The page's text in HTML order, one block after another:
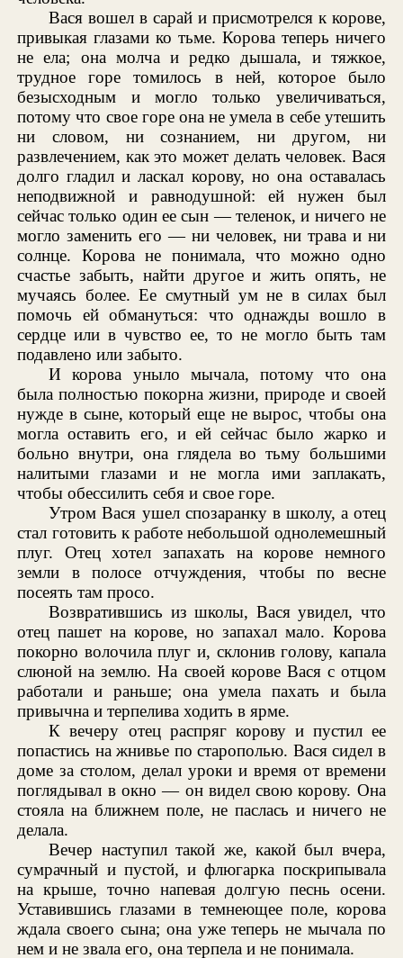
Вася вошел в сарай и присмотрелся к корове,
привыкая глазами ко тьме. Корова теперь ничего
не ела; она молча и редко дышала, и тяжкое,
трудное горе томилось в ней, которое было
безысходным и могло только увеличиваться,
потому что свое горе она не умела в себе утешить
ни словом, ни сознанием, ни другом, ни
развлечением, как это может делать человек. Вася
долго гладил и ласкал корову, но она оставалась
неподвижной и равнодушной: ей нужен был
сейчас только один ее сын — теленок, и ничего не
могло заменить его — ни человек, ни трава и ни
солнце. Корова не понимала, что можно одно
счастье забыть, найти другое и жить опять, не
мучаясь более. Ее смутный ум не в силах был
помочь ей обмануться: что однажды вошло в
сердце или в чувство ее, то не могло быть там
подавлено или забыто.
И корова уныло мычала, потому что она
была полностью покорна жизни, природе и своей
нужде в сыне, который еще не вырос, чтобы она
могла оставить его, и ей сейчас было жарко и
больно внутри, она глядела во тьму большими
налитыми глазами и не могла ими заплакать,
чтобы обессилить себя и свое горе.
Утром Вася ушел спозаранку в школу, а отец
стал готовить к работе небольшой однолемешный
плуг. Отец хотел запахать на корове немного
земли в полосе отчуждения, чтобы по весне
посеять там просо.
Возвратившись из школы, Вася увидел, что
отец пашет на корове, но запахал мало. Корова
покорно волочила плуг и, склонив голову, капала
слюной на землю. На своей корове Вася с отцом
работали и раньше; она умела пахать и была
привычна и терпелива ходить в ярме.
К вечеру отец распряг корову и пустил ее
попастись на жнивье по старополью. Вася сидел в
доме за столом, делал уроки и время от времени
поглядывал в окно — он видел свою корову. Она
стояла на ближнем поле, не паслась и ничего не
делала.
Вечер наступил такой же, какой был вчера,
сумрачный и пустой, и флюгарка поскрипывала
на крыше, точно напевая долгую песнь осени.
Уставившись глазами в темнеющее поле, корова
ждала своего сына; она уже теперь не мычала по
нем и не звала его, она терпела и не понимала.